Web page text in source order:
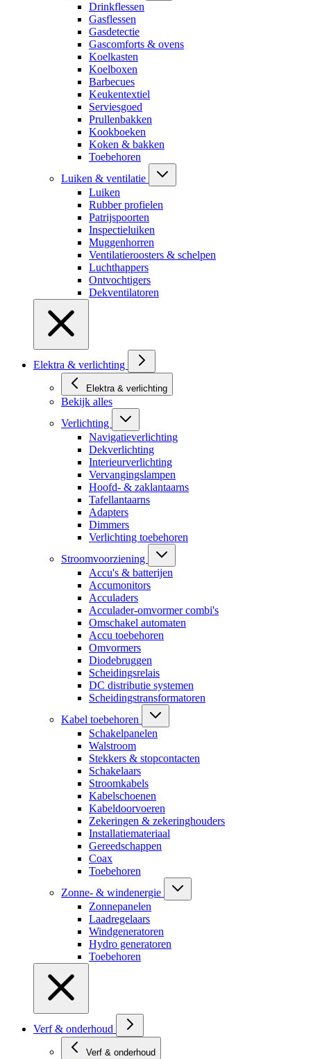
Drinkflessen
Gasflessen
Gasdetectie
Gascomforts & ovens
Koelkasten
Koelboxen
Barbecues
Keukentextiel
Serviesgoed
Prullenbakken
Kookboeken
Koken & bakken
Toebehoren
Luiken & ventilatie
Luiken
Rubber profielen
Patrijspoorten
Inspectieluiken
Muggenhorren
Ventilatieroosters & schelpen
Luchthappers
Ontvochtigers
Dekventilatoren
Elektra & verlichting
Elektra & verlichting
Bekijk alles
Verlichting
Navigatieverlichting
Dekverlichting
Interieurverlichting
Vervangingslampen
Hoofd- & zaklantaarns
Tafellantaarns
Adapters
Dimmers
Verlichting toebehoren
Stroomvoorziening
Accu's & batterijen
Accumonitors
Acculaders
Acculader-omvormer combi's
Omschakel automaten
Accu toebehoren
Omvormers
Diodebruggen
Scheidingsrelais
DC distributie systemen
Scheidingstransformatoren
Kabel toebehoren
Schakelpanelen
Walstroom
Stekkers & stopcontacten
Schakelaars
Stroomkabels
Kabelschoenen
Kabeldoorvoeren
Zekeringen & zekeringhouders
Installatiemateriaal
Gereedschappen
Coax
Toebehoren
Zonne- & windenergie
Zonnepanelen
Laadregelaars
Windgeneratoren
Hydro generatoren
Toebehoren
Verf & onderhoud
Verf & onderhoud